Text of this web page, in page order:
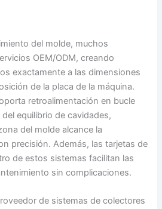
del molde, muchos
OEM/ODM, creando
exactamente a las dimensiones
de la placa de la máquina.
retroalimentación en bucle
equilibrio de cavidades,
del molde alcance la
precisión. Además, las tarjetas de
de estos sistemas facilitan las
sin complicaciones.
de sistemas de colectores